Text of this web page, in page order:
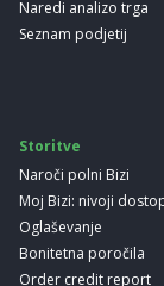
Naredi analizo trga
Seznam podjetij
Storitve
Naroči polni Bizi
Moj Bizi: nivoji
Oglaševanje
Bonitetna poročila
Order credit report